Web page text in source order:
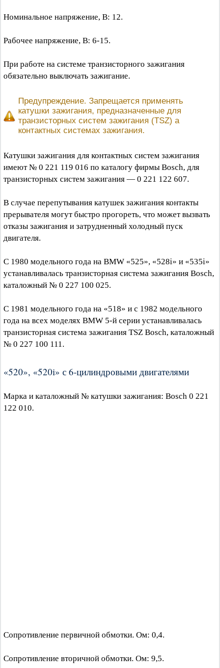
Номинальное напряжение, В: 12.
Рабочее напряжение, В: 6-15.
При работе на системе транзисторного зажигания
обязательно выключать зажигание.
Предупреждение. Запрещается применять
катушки зажигания, предназначенные для
транзисторных систем зажигания (TSZ) а
контактных системах зажигания.
Катушки зажигания для контактных систем зажигания
имеют № 0 221 119 016 по каталогу фирмы Bosch, для
транзисторных систем зажигания — 0 221 122 607.
В случае перепутывания катушек зажигания контакты
прерывателя могут быстро прогореть, что может вызвать
отказы зажигания и затрудненный холодный пуск
двигателя.
С 1980 модельного года на BMW «525», «528i» и «535i»
устанавливалась транзисторная система зажигания Bosch,
каталожный № 0 227 100 025.
С 1981 модельного года на «518» и с 1982 модельного
года на всех моделях BMW 5-й серии устанавливалась
транзисторная система зажигания TSZ Bosch, каталожный
№ 0 227 100 111.
«520», «520i» с 6-цилиндровыми двигателями
Марка и каталожный № катушки зажигания: Bosch 0 221
122 010.
Сопротивление первичной обмотки. Ом: 0,4.
Сопротивление вторичной обмотки. Ом: 9,5.